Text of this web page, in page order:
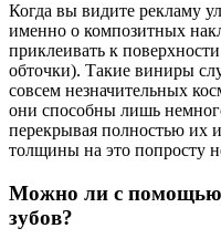
Когда вы видите рекламу
именно о композитных
приклеивать к
обточки). Такие виниры
совсем незначительных
они способны лишь
перекрывая полностью их
толщины на это попросту
Можно ли с помощью
зубов?